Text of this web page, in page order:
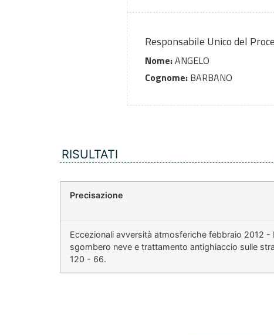
Responsabile Unico del
Nome:ANGELO
Cognome: BARBANO
RISULTATI
Precisazione
Eccezionali avversità atmosferiche febbraio 2012 -
sgombero neve e trattamento antighiaccio sulle
120 - 66.